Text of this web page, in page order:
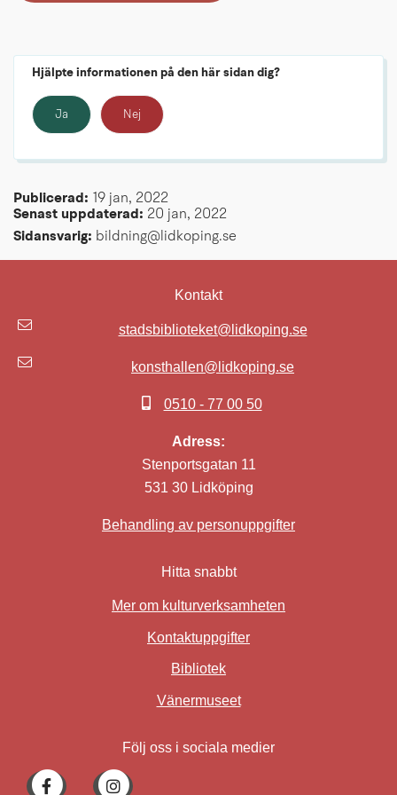
Hjälpte informationen på den här sidan dig?
Ja Nej
Publicerad:
19 jan, 2022
Senast uppdaterad: 20 jan, 2022
Sidansvarig: bildning@lidkoping.se
Kontakt
stadsbiblioteket@lidkoping.se
konsthallen@lidkoping.se
0510 - 77 00 50
Adress:
Stenportsgatan 11
531 30 Lidköping
Behandling av personuppgifter
Hitta snabbt
Mer om kulturverksamheten
Kontaktuppgifter
Bibliotek
VänermuseetLänk till annan
Följ oss i sociala medier